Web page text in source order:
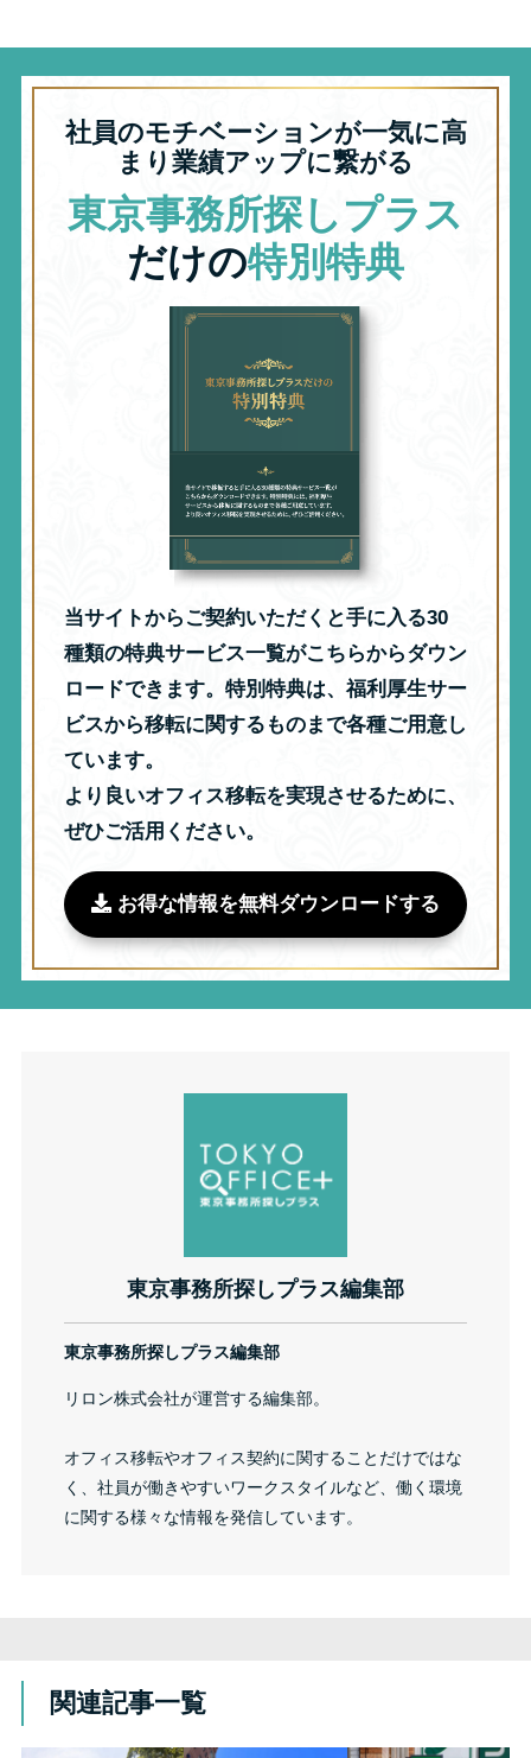
社員のモチベーションが一気に高
まり業績アップに繋がる
東京事務所探しプラス
だけの特別特典
当サイトからご契約いただくと手に入る30
種類の特典サービス一覧がこちらからダウン
ロードできます。特別特典は、福利厚生サー
ビスから移転に関するものまで各種ご用意し
ています。
より良いオフィス移転を実現させるために、
ぜひご活用ください。
お得な情報を無料ダウンロードする
東京事務所探しプラス編集部
東京事務所探しプラス編集部
リロン株式会社が運営する編集部。
オフィス移転やオフィス契約に関することだけではな
く、社員が働きやすいワークスタイルなど、働く環境
に関する様々な情報を発信しています。
関連記事一覧